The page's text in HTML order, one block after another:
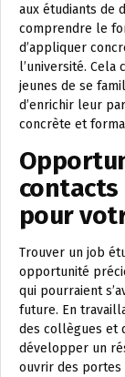
aux étudiants de
comprendre le
d’appliquer
l’université.
jeunes de se
d’enrichir leur
concrète et
pour
Trouver un job
opportunité
qui pourraient
future. En
des collègues et
développer un
ouvrir des portes